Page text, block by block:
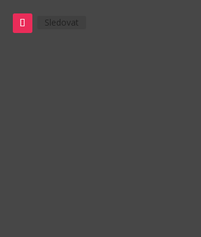
Sledovat